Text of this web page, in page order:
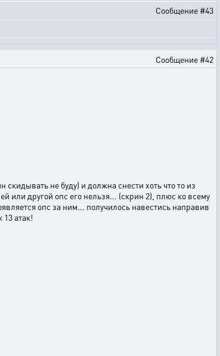
Сообщение #43
Сообщение #42
не буду) и должна снести хоть что то из
или другой опс его нельзя... (скрин 2), плюс ко всему
опс за ним... получилось навестись направив
атак!